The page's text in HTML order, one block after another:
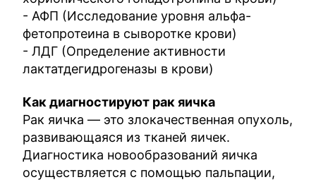
- АФП (Исследование уровня альфа-
фетопротеина в сыворотке крови)
- ЛДГ (Определение активности
лактатдегидрогеназы в крови)
Как диагностируют рак яичка
Рак яичка — это злокачественная опухоль,
развивающаяся из тканей яичек.
Диагностика новообразований яичка
осуществляется с помощью пальпации,